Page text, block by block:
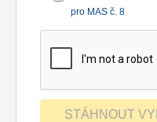
pro MAS č. 8